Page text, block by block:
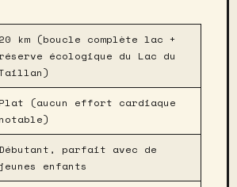
20 km (boucle complète lac +
écologique du Lac du
Plat (aucun effort cardiaque
notable)
Débutant, parfait avec de
jeunes enfants